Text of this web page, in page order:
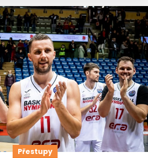
Přestupy